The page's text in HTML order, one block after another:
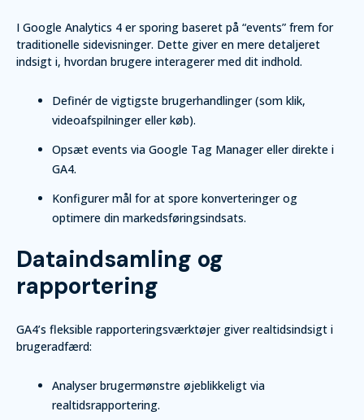
I Google Analytics 4 er sporing baseret på “events” frem for
traditionelle sidevisninger. Dette giver en mere detaljeret
indsigt i, hvordan brugere interagerer med dit indhold.
Definér de vigtigste brugerhandlinger (som klik,
videoafspilninger eller køb).
Opsæt events via Google Tag Manager eller direkte i
GA4.
Konfigurer mål for at spore konverteringer og
optimere din markedsføringsindsats.
Dataindsamling og
rapportering
GA4’s fleksible rapporteringsværktøjer giver realtidsindsigt i
brugeradfærd:
Analyser brugermønstre øjeblikkeligt via
realtidsrapportering.